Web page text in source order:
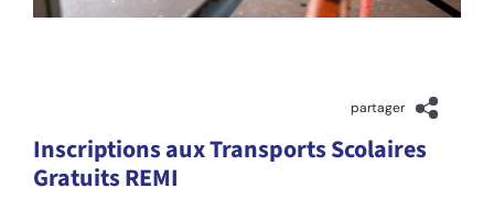
partager
Inscriptions aux Transports Scolaires
Gratuits REMI